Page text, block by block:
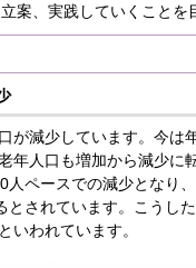
案、実践していくことを
が減少しています。今は
年人口も増加から減少に
人ペースでの減少となり
とされています。こうし
いわれています。